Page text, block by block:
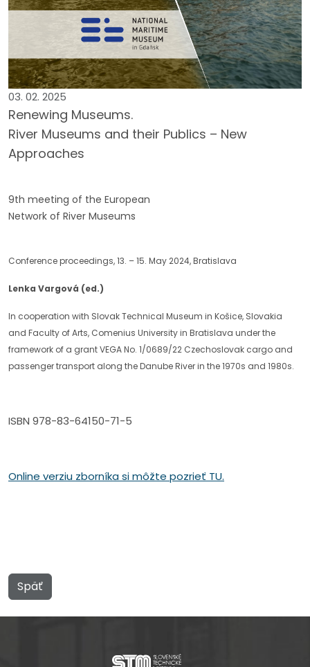
03. 02. 2025
Renewing Museums.
River Museums and their Publics – New
Approaches
9th meeting of the European
Network of River Museums
Conference proceedings, 13. – 15. May 2024, Bratislava
Lenka Vargová (ed.)
In cooperation with Slovak Technical Museum in Košice, Slovakia
and Faculty of Arts, Comenius University in Bratislava under the
framework of a grant VEGA No. 1/0689/22 Czechoslovak cargo and
passenger transport along the Danube River in the 1970s and 1980s.
ISBN 978-83-64150-71-5
Online verziu zborníka si môžte pozrieť TU.
Späť